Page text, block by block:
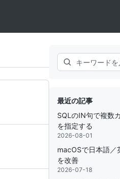
Search
最近の記事
SQLのIN句で複数
を指定する
2026-08-01
macOSで日本語／
を改善
2026-07-18